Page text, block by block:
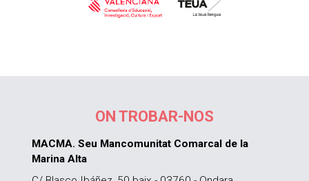
ON TROBAR-NOS
MACMA. Seu Mancomunitat Comarcal de la
Marina Alta